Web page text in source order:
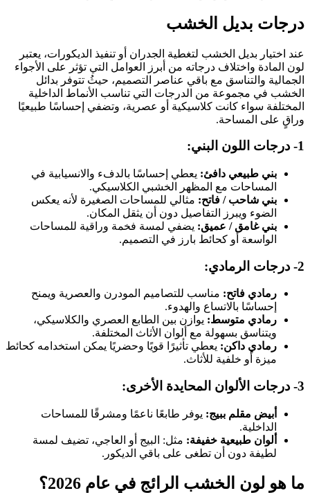
درجات بديل الخشب
عند اختيار بديل الخشب لتغطية الجدران أو تنفيذ الديكورات، يعتبر
لون المادة واختلاف درجاته من أبرز العوامل التي تؤثر على الأجواء
الجمالية والتناسق مع باقي عناصر التصميم، حيثُ تتوفر بدائل
الخشب في مجموعة من الدرجات التي تناسب الأنماط الداخلية
المختلفة سواء كانت كلاسيكية أو عصرية، وتضفي إحساسًا طبيعيًا
وراقٍ على المساحة.
1- درجات اللون البني:
بني طبيعي دافئ: يعطي إحساسًا بالدفء والانسيابية في
المساحات مع المظهر الخشبي الكلاسيكي.
بني شاحب / فاتح: مثالي للمساحات الصغيرة لأنه يعكس
الضوء ويبرز التفاصيل دون أن يثقل المكان.
بني غامق / عميق: يضفي لمسة فخمة وراقية للمساحات
الواسعة أو كحائط بارز في التصميم.
2- درجات الرمادي:
رمادي فاتح: مناسب للتصاميم المودرن والعصرية ويمنح
إحساسًا بالاتساع والهدوء.
رمادي متوسط: يوازن بين الطابع العصري والكلاسيكي،
ويتناسق بسهولة مع ألوان الأثاث المختلفة.
رمادي داكن: يعطي تأثيرًا قويًا وحضريًا يمكن استخدامه كحائط
ميزة أو خلفية للأثاث.
3- درجات الألوان المحايدة الأخرى:
أبيض مقلم ببيج: يوفر طابعًا ناعمًا ومشرقًا للمساحات
الداخلية.
ألوان طبيعية خفيفة: مثل: البيج أو العاجي، تضيف لمسة
لطيفة دون أن تطغى على باقي الديكور.
ما هو لون الخشب الرائج في عام 2026؟